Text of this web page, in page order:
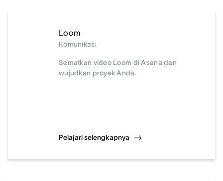
Loom
Komunikasi
Sematkan video Loom di Asana dan
wujudkan proyek Anda.
Pelajari selengkapnya